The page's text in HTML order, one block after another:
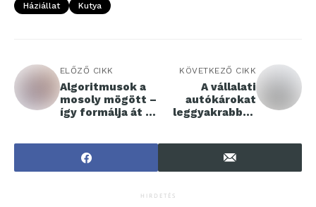
Háziállat Kutya
ELŐZŐ CIKK
Algoritmusok a
mosoly mögött –
így formálja át az
jövőjét
KÖVETKEZŐ CIKK
A vállalati
autókárokat
leggyakrabban
valójában ez
kerül sokba a
cégeknek
HIRDETÉS